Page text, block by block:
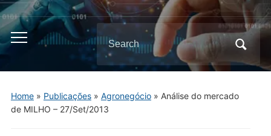
Toggle
menu
for:
Home» Publicações» Agronegócio» Análise do mercado
de MILHO – 27/Set/2013